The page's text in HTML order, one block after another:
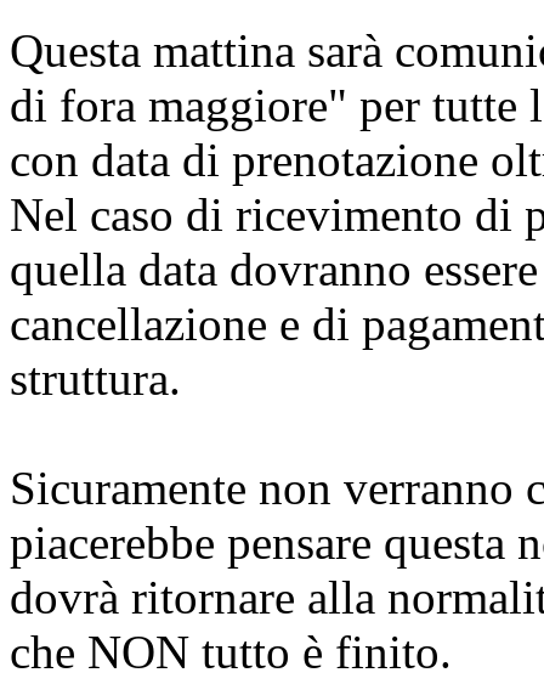
Questa mattina sarà
di fora maggiore" per
con data di prenotazione
Nel caso di ricevimento di
quella data dovranno
cancellazione e di
struttura.
Sicuramente non verranno
piacerebbe pensare
dovrà ritornare alla
che NON tutto è finito.